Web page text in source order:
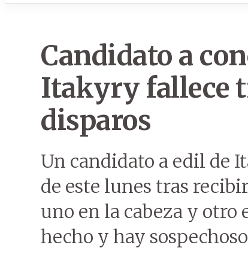
Candidato a
Itakyry fallece
disparos
Un candidato a edil de
de este lunes tras
uno en la cabeza y otro
hecho y hay